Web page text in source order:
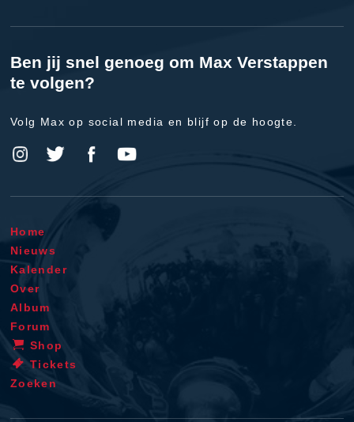
Ben jij snel genoeg om Max Verstappen
te volgen?
Volg Max op social media en blijf op de hoogte.
Home
Nieuws
Kalender
Over
Album
Forum
Shop
Tickets
Zoeken